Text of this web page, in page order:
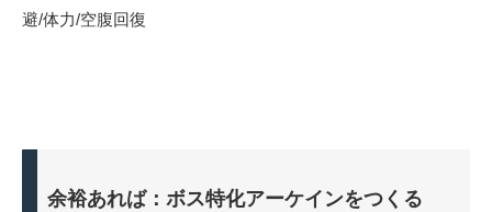
避/体力/空腹回復
余裕あれば：ボス特化アーケインをつくる